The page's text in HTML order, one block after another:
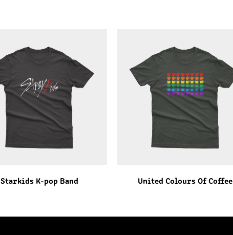
Starkids K-pop Band United Colours Of Coffee